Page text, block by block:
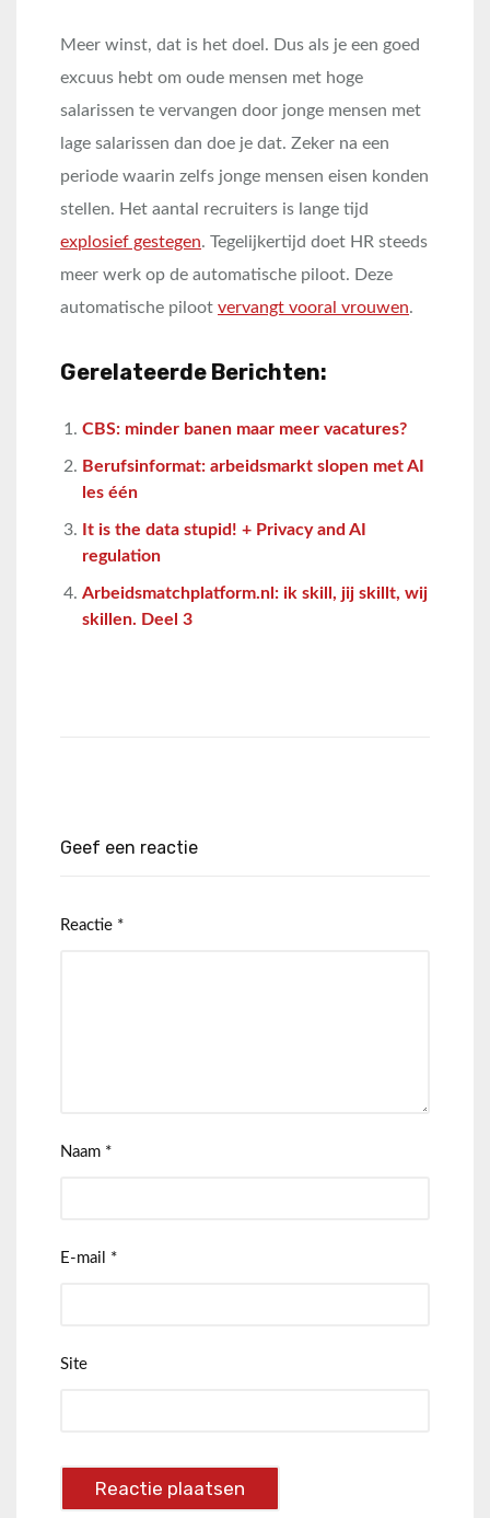
Meer winst, dat is het doel. Dus als je een goed
excuus hebt om oude mensen met hoge
salarissen te vervangen door jonge mensen met
lage salarissen dan doe je dat. Zeker na een
periode waarin zelfs jonge mensen eisen konden
stellen. Het aantal recruiters is lange tijd
explosief gestegen. Tegelijkertijd doet HR steeds
meer werk op de automatische piloot. Deze
automatische piloot vervangt vooral vrouwen.
Gerelateerde Berichten:
CBS: minder banen maar meer vacatures?
Berufsinformat: arbeidsmarkt slopen met AI
les één
It is the data stupid! + Privacy and AI
regulation
Arbeidsmatchplatform.nl: ik skill, jij skillt, wij
skillen. Deel 3
Geef een reactie
Reactie *
Naam *
E-mail *
Site